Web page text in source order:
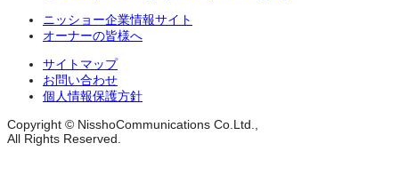
ニッショー企業情報サイト
オーナーの皆様へ
サイトマップ
お問い合わせ
個人情報保護方針
Copyright © NisshoCommunications Co.Ltd.,
All Rights Reserved.